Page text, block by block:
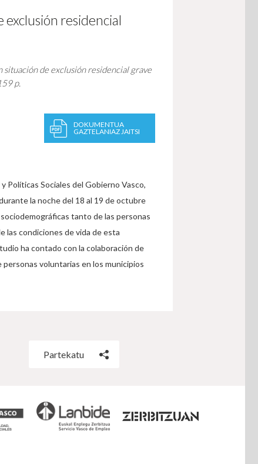
exclusión residencial
situación de exclusión residencial grave
p.
DOKUMENTUA
GAZTELANIAZ JAITSI
Políticas Sociales del Gobierno Vasco,
la noche del 18 al 19 de octubre
tanto de las personas
las condiciones de vida de esta
ha contado con la colaboración de
voluntarias en los municipios
Partekatu